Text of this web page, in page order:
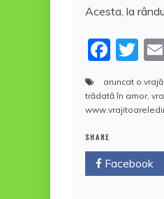
Acesta, la
F
c
e
o
o
T
w
itt
er
aruncat o vrajă
trădată în amor,
SHARE
Facebook